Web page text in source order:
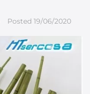
Posted 19/06/2020